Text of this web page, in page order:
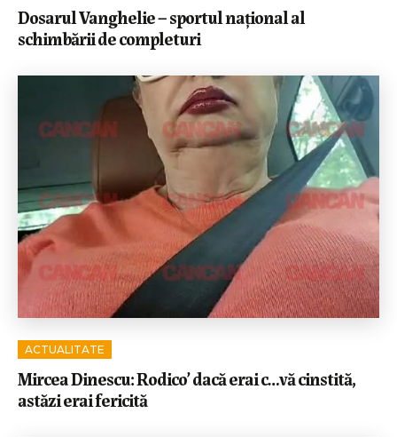
Dosarul Vanghelie – sportul național al
schimbării de completuri
ACTUALITATE
Mircea Dinescu: Rodico’ dacă erai c…vă cinstită,
astăzi erai fericită